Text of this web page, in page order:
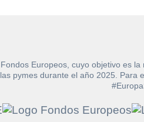
Europeos, cuyo objetivo es
pymes durante el año 2025.